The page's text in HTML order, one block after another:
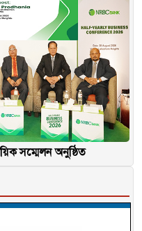
সম্মেলন অনুষ্ঠিত